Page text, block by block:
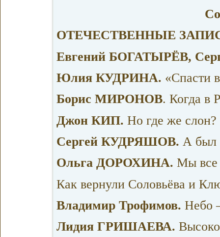
ОТЕЧЕСТВЕННЫЕ
Евгений БОГАТЫРЁВ,
Юлия КУДРИНА. «Спасти
Борис МИРОНОВ. Когда в
Джон КИП. Но где же слон?
Сергей КУДРЯШОВ. А был
Ольга ДОРОХИНА. Мы все
Как вернули Соловьёва и
Владимир Трофимов. Небо
Лидия ГРИШАЕВА.